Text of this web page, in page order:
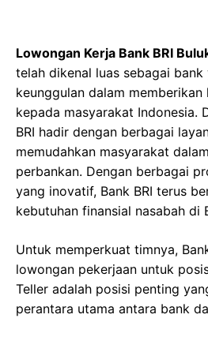
Lowongan Kerja Bank BRI
telah dikenal luas sebagai bank
keunggulan dalam memberikan
kepada masyarakat Indonesia.
BRI hadir dengan berbagai
memudahkan masyarakat
perbankan. Dengan berbagai
yang inovatif, Bank BRI terus
kebutuhan finansial nasabah di
Untuk memperkuat timnya,
lowongan pekerjaan untuk
Teller adalah posisi penting
perantara utama antara bank